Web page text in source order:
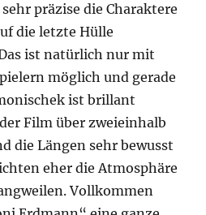
präzise die Charaktere
die letzte Hülle
ist natürlich nur mit
möglich und gerade
ist brillant
Film über zweieinhalb
die Längen sehr bewusst
eher die Atmosphäre
Vollkommen